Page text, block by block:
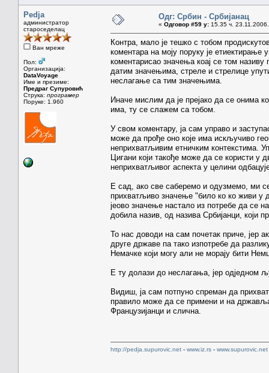
Pedja
администратор
староседелац
Ван мреже
Пол:
Организација:
DataVoyage
Име и презиме:
Предраг Супуровић
Струка: програмер
Поруке: 1.960
Одг: Србин - Србијанац
« Одговор #59 у: 15.35 ч.
Контра, мало је тешко с тобом
коментара на моју поруку је
коментарисао значења коај се том
датим значењима, стреле и стрелице
неслагање са тим значењима.
Иначе мислим да је прејако да се онима
има, ту се слажем са тобом.
У свом коментару, ја сам управо и
може да прође оно које има искључиво
неприхватљивим етничким контекстима.
Цигани који такође може да се користи у
неприхватљивог аспекта у целини
Е сад, ако све саберемо и одузмемо, ми
прихватљиво значење "било ко ко живи у
јеово значење настало из потребе да се
добила назив, од назива Србијанци, који
То нас доводи на сам почетак приче, јер
друге државе па тако изпотребе да
Немачке који могу али не морају бити
Е ту долази до неслагања, јер одједном
Видиш, ја сам потпуно спреман да
правило може да се примени и на
Французијанци и слична.
http://pedja.supurovic.net - www.iz.rs - www.supurovic.net